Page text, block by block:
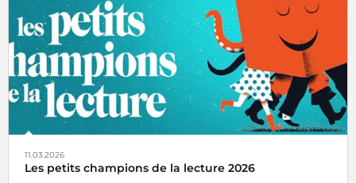
Festival du Livre de Paris
11.03.2026
Les petits champions de la lecture 2026